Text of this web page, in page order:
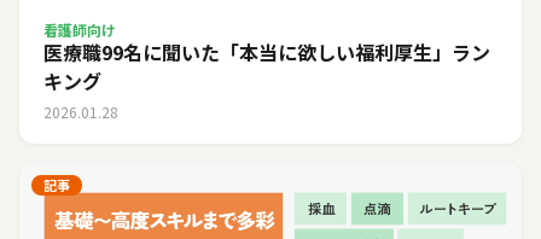
看護師向け
医療職99名に聞いた「本当に欲しい福利厚生」ラン
キング
2026.01.28
記事